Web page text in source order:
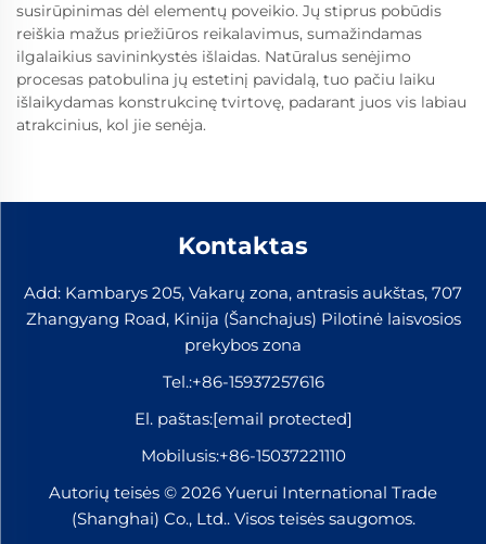
susirūpinimas dėl elementų poveikio. Jų stiprus pobūdis
reiškia mažus priežiūros reikalavimus, sumažindamas
ilgalaikius savininkystės išlaidas. Natūralus senėjimo
procesas patobulina jų estetinį pavidalą, tuo pačiu laiku
išlaikydamas konstrukcinę tvirtovę, padarant juos vis labiau
atrakcinius, kol jie senėja.
Kontaktas
Add: Kambarys 205, Vakarų zona, antrasis aukštas, 707
Zhangyang Road, Kinija (Šanchajus) Pilotinė laisvosios
prekybos zona
Tel.:+86-15937257616
El. paštas:[email protected]
Mobilusis:+86-15037221110
Autorių teisės © 2026 Yuerui International Trade
(Shanghai) Co., Ltd.. Visos teisės saugomos.